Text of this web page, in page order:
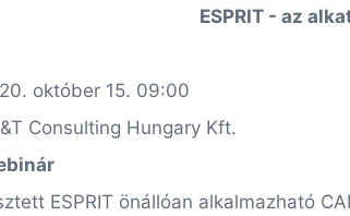
ESPRIT - az
október 15. 09:00
Consulting Hungary Kft.
ESPRIT önállóan alkalmazható